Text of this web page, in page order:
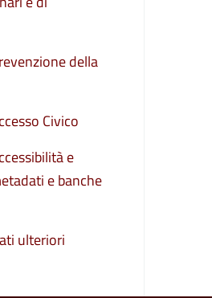
della
Civico
e
e banche
ulteriori